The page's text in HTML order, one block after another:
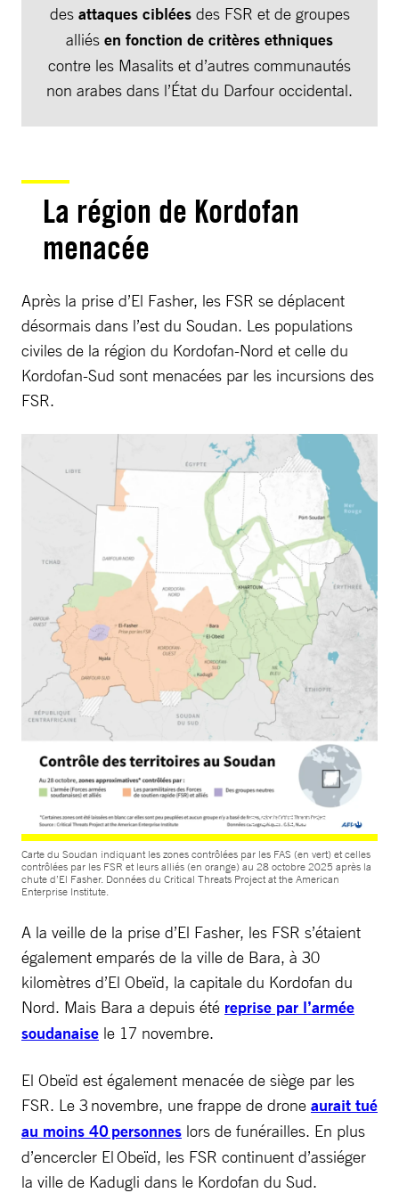
des attaques cibléesdes FSR et de groupes
alliés en fonction de critères ethniques
contre les Masalits et d’autres communautés
non arabes dans l’État du Darfour occidental.
La région de Kordofan
menacée
Après la prise d’El Fasher, les FSR se déplacent
désormais dans l’est du Soudan. Les populations
civiles de la région du Kordofan-Nord et celle du
Kordofan-Sud sont menacées par les incursions des
FSR.
© SYLVIE HUSSON / AFP
Carte du Soudan indiquant les zones contrôlées par les FAS (en vert) et celles
contrôlées par les FSR et leurs alliés (en orange) au 28 octobre 2025 après la
chute d’El Fasher. Données du Critical Threats Project at the American
Enterprise Institute.
A la veille de la prise d’El Fasher, les FSR s’étaient
également emparés de la ville de Bara, à 30
kilomètres d’El Obeïd, la capitale du Kordofan du
Nord. Mais Bara a depuis été reprise par l’armée
soudanaise le 17 novembre.
El Obeïd est également menacée de siège par les
FSR. Le 3 novembre, une frappe de drone aurait tué
au moins 40 personnes lors de funérailles. En plus
d’encercler El Obeïd, les FSR continuent d’assiéger
la ville de Kadugli dans le Kordofan du Sud.